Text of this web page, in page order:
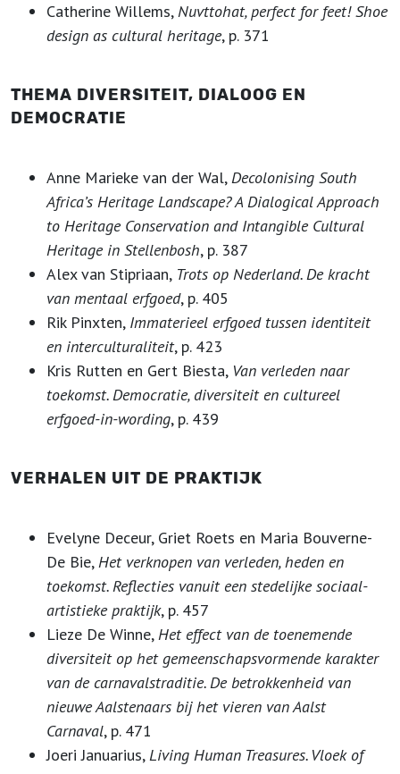
Catherine Willems,Nuvttohat, perfect for feet! Shoe
design as cultural heritage, p. 371
THEMA DIVERSITEIT, DIALOOG EN
DEMOCRATIE
Anne Marieke van der Wal,Decolonising South
Africa’s Heritage Landscape? A Dialogical Approach
to Heritage Conservation and Intangible Cultural
Heritage in Stellenbosh, p. 387
Alex van Stipriaan, Trots op Nederland. De kracht
van mentaal erfgoed, p. 405
Rik Pinxten, Immaterieel erfgoed tussen identiteit
en interculturaliteit, p. 423
Kris Rutten en Gert Biesta, Van verleden naar
toekomst. Democratie, diversiteit en cultureel
erfgoed-in-wording, p. 439
VERHALEN UIT DE PRAKTIJK
Evelyne Deceur, Griet Roets en Maria Bouverne-
De Bie,Het verknopen van verleden, heden en
toekomst. Reflecties vanuit een stedelijke sociaal-
artistieke praktijk, p. 457
Lieze De Winne,Het effect van de toenemende
diversiteit op het gemeenschapsvormende karakter
van de carnavalstraditie. De betrokkenheid van
nieuwe Aalstenaars bij het vieren van Aalst
Carnaval, p. 471
Joeri Januarius,Living Human Treasures. Vloek of